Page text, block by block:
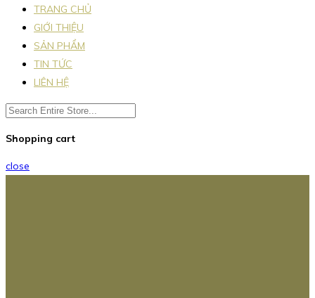
TRANG CHỦ
GIỚI THIỆU
SẢN PHẨM
TIN TỨC
LIÊN HỆ
Shopping cart
close